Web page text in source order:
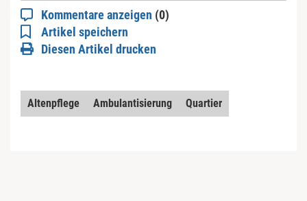
Kommentare anzeigen (0)
Artikel speichern
Diesen Artikel drucken
Altenpflege Ambulantisierung Quartier